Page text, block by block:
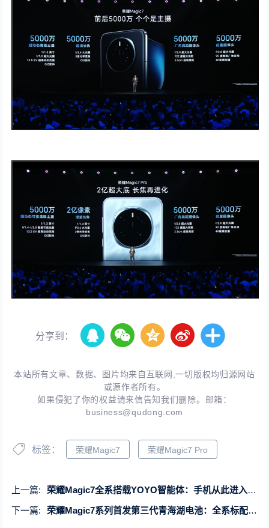
分享到：
本站所有文章、数据、图片均来自互联网,一切版权均归源网站
或源作者所有。
如果侵犯了你的权益请来信告知我们删除。邮箱：
business@qudong.com
标签： 荣耀Magic7 荣耀Magic7 Pro
上一篇:
荣耀Magic7全系搭载YOYO智能体：手机从此进入自动驾驶时代
下一篇:
荣耀Magic7系列首发第三代青海湖电池：全系标配100W有线+80W无线快充